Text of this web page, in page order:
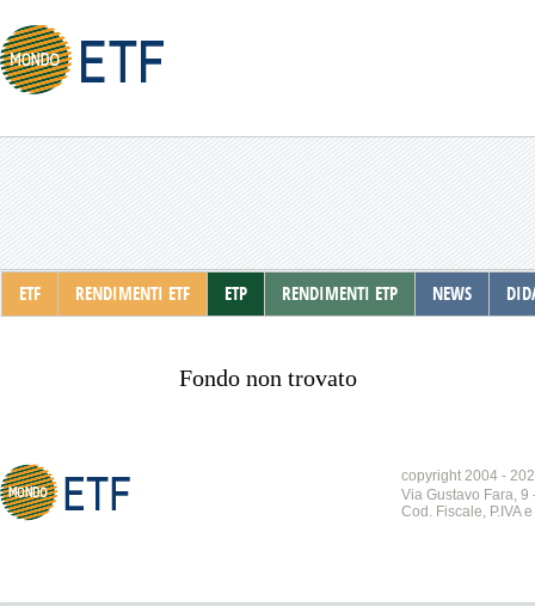
ETF RENDIMENTI ETF ETP RENDIMENTI ETP NEWS
Fondo non trovato
copyright 2004 -
Via Gustavo Fara, 9
Cod. Fiscale, P.IVA